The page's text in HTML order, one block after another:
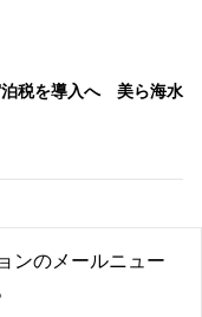
泊税を導入へ 美ら海水
ンのメールニュー